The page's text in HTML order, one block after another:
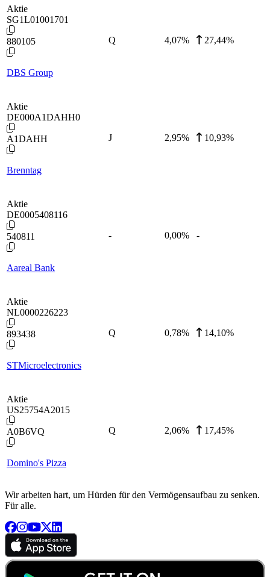
Aktie
SG1L01001701
880105
DBS Group
Q 4,07% 27,44%
Aktie
DE000A1DAHH0
A1DAHH
Brenntag
J 2,95% 10,93%
Aktie
DE0005408116
540811
Aareal Bank
- 0,00% -
Aktie
NL0000226223
893438
STMicroelectronics
Q 0,78% 14,10%
Aktie
US25754A2015
A0B6VQ
Domino's Pizza
Q 2,06% 17,45%
Wir arbeiten hart, um Hürden für den Vermögensaufbau zu senken.
Für alle.